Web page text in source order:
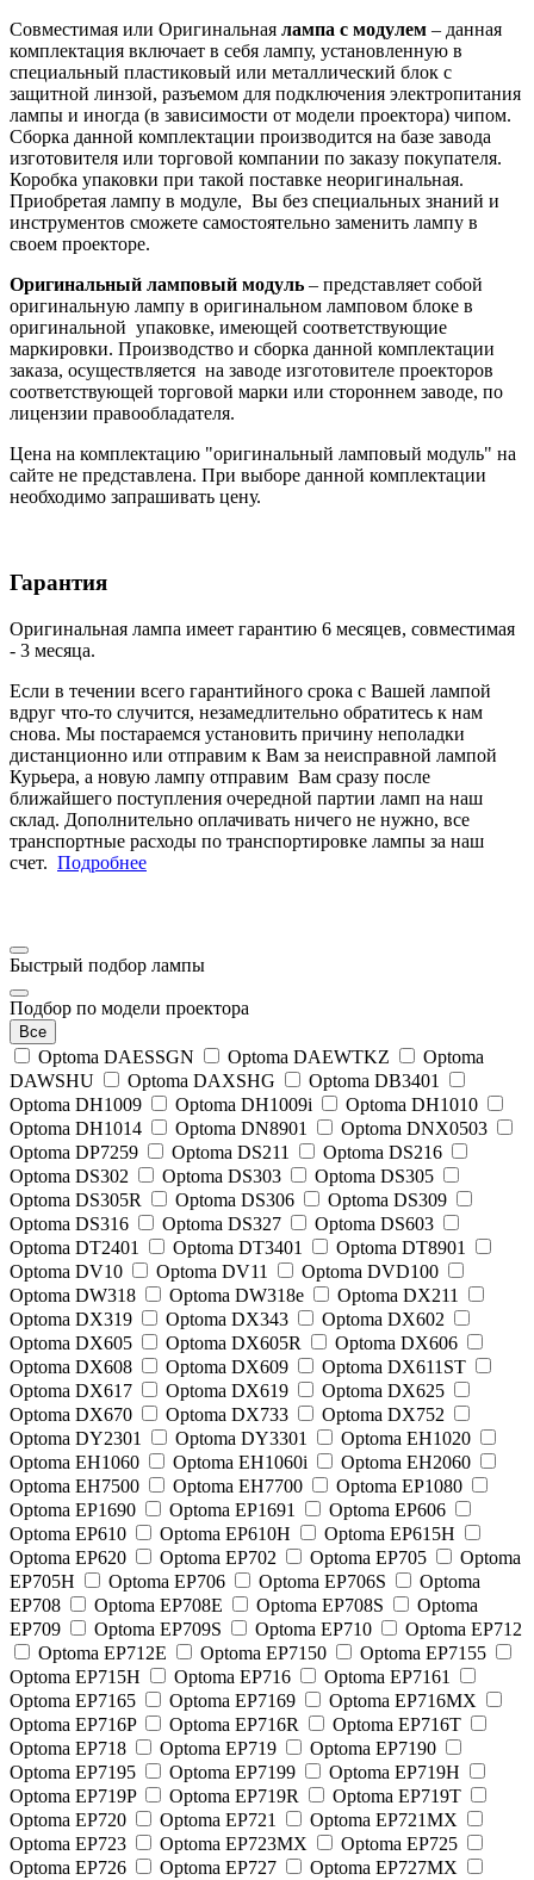
Совместимая или Оригинальная лампа с модулем – данная
комплектация включает в себя лампу, установленную в
специальный пластиковый или металлический блок с
защитной линзой, разъемом для подключения электропитания
лампы и иногда (в зависимости от модели проектора) чипом.
Сборка данной комплектации производится на базе завода
изготовителя или торговой компании по заказу покупателя.
Коробка упаковки при такой поставке неоригинальная.
Приобретая лампу в модуле, Вы без специальных знаний и
инструментов сможете самостоятельно заменить лампу в
своем проекторе.
Оригинальный ламповый модуль – представляет собой
оригинальную лампу в оригинальном ламповом блоке в
оригинальной упаковке, имеющей соответствующие
маркировки. Производство и сборка данной комплектации
заказа, осуществляется на заводе изготовителе проекторов
соответствующей торговой марки или стороннем заводе, по
лицензии правообладателя.
Цена на комплектацию "оригинальный ламповый модуль" на
сайте не представлена. При выборе данной комплектации
необходимо запрашивать цену.
Гарантия
Оригинальная лампа имеет гарантию 6 месяцев, совместимая
- 3 месяца.
Если в течении всего гарантийного срока с Вашей лампой
вдруг что-то случится, незамедлительно обратитесь к нам
снова. Мы постараемся установить причину неполадки
дистанционно или отправим к Вам за неисправной лампой
Курьера, а новую лампу отправим Вам сразу после
ближайшего поступления очередной партии ламп на наш
склад. Дополнительно оплачивать ничего не нужно, все
транспортные расходы по транспортировке лампы за наш
счет. Подробнее
Быстрый подбор лампы
Подбор по модели проектора
Все
Optoma DAESSGN Optoma DAEWTKZ
Optoma
DAWSHU
Optoma DAXSHG
Optoma DB3401
Optoma DH1009
Optoma DH1009i
Optoma DH1010
Optoma DH1014
Optoma DN8901
Optoma DNX0503
Optoma DP7259
Optoma DS211
Optoma DS216
Optoma DS302
Optoma DS303
Optoma DS305
Optoma DS305R
Optoma DS306
Optoma DS309
Optoma DS316
Optoma DS327
Optoma DS603
Optoma DT2401
Optoma DT3401
Optoma DT8901
Optoma DV10
Optoma DV11
Optoma DVD100
Optoma DW318
Optoma DW318e
Optoma DX211
Optoma DX319
Optoma DX343
Optoma DX602
Optoma DX605
Optoma DX605R
Optoma DX606
Optoma DX608
Optoma DX609
Optoma DX611ST
Optoma DX617
Optoma DX619
Optoma DX625
Optoma DX670
Optoma DX733
Optoma DX752
Optoma DY2301
Optoma DY3301
Optoma EH1020
Optoma EH1060
Optoma EH1060i
Optoma EH2060
Optoma EH7500
Optoma EH7700
Optoma EP1080
Optoma EP1690
Optoma EP1691
Optoma EP606
Optoma EP610
Optoma EP610H
Optoma EP615H
Optoma EP620
Optoma EP702 Optoma EP705
Optoma
EP705H
Optoma EP706 Optoma EP706S
Optoma
EP708
Optoma EP708E Optoma EP708S
Optoma
EP709
Optoma EP709S Optoma EP710
Optoma EP712
Optoma EP712E
Optoma EP7150
Optoma EP7155
Optoma EP715H
Optoma EP716
Optoma EP7161
Optoma EP7165
Optoma EP7169
Optoma EP716MX
Optoma EP716P
Optoma EP716R
Optoma EP716T
Optoma EP718
Optoma EP719
Optoma EP7190
Optoma EP7195
Optoma EP7199
Optoma EP719H
Optoma EP719P
Optoma EP719R
Optoma EP719T
Optoma EP720
Optoma EP721
Optoma EP721MX
Optoma EP723
Optoma EP723MX
Optoma EP725
Optoma EP726
Optoma EP727 Optoma EP727MX